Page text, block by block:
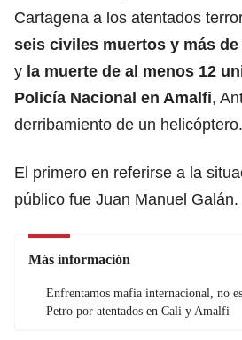
Cartagena a los atentados
seis civiles muertos y más
y la muerte de al menos 12
Policía Nacional en Amalfi,
derribamiento de un helicóptero.
El primero en referirse a la
público fue Juan Manuel Galán.
Más información
Enfrentamos mafia internacional, no
Petro por atentados en Cali y Amalfi